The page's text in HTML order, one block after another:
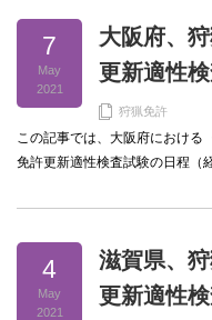
7
May
2021
大阪府、
更新適性
狩猟免許
この記事では、大阪府における
免許更新適性検査試験の日程（
4
May
2021
滋賀県、
更新適性